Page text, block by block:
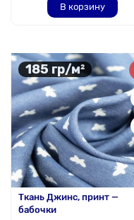
В корзину
185 гр/м²
Ткань Джинс, принт —
бабочки